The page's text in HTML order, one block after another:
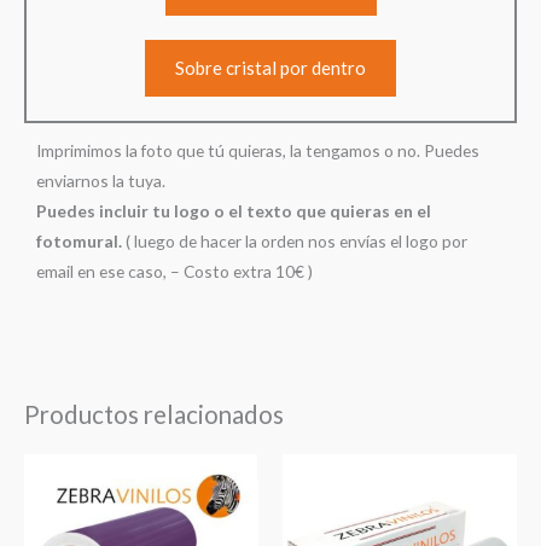
Sobre cristal por dentro
Imprimimos la foto que tú quieras, la tengamos o no. Puedes
enviarnos la tuya.
Puedes incluir tu logo o el texto que quieras en el
fotomural.( luego de hacer la orden nos envías el logo por
email en ese caso, – Costo extra 10€ )
Productos relacionados
Rango
de
de